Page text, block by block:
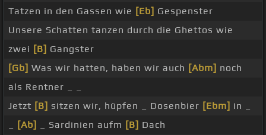
Tatzen in den Gassen wie [Eb] Gespenster
Unsere Schatten tanzen durch die Ghettos wie
zwei [B] Gangster
[Gb] Was wir hatten, haben wir auch [Abm] noch
als Rentner _ _
Jetzt [B] sitzen wir, hüpfen _ Dosenbier [Ebm] in _
[Ab] _ Sardinien aufm [B] Dach